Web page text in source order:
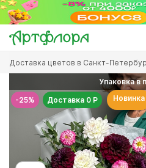
Перейти
основному
содержанию
Вы
здесь
Доставка цветов в Санкт-
-25%
Упаковка в
Доставка 0 Р
Новинка